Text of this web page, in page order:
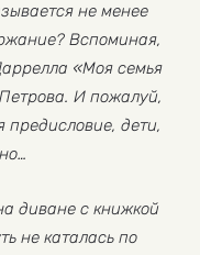
не менее
Вспоминая,
«Моя семья
И пожалуй,
предисловие, дети,
диване с книжкой
не каталась по